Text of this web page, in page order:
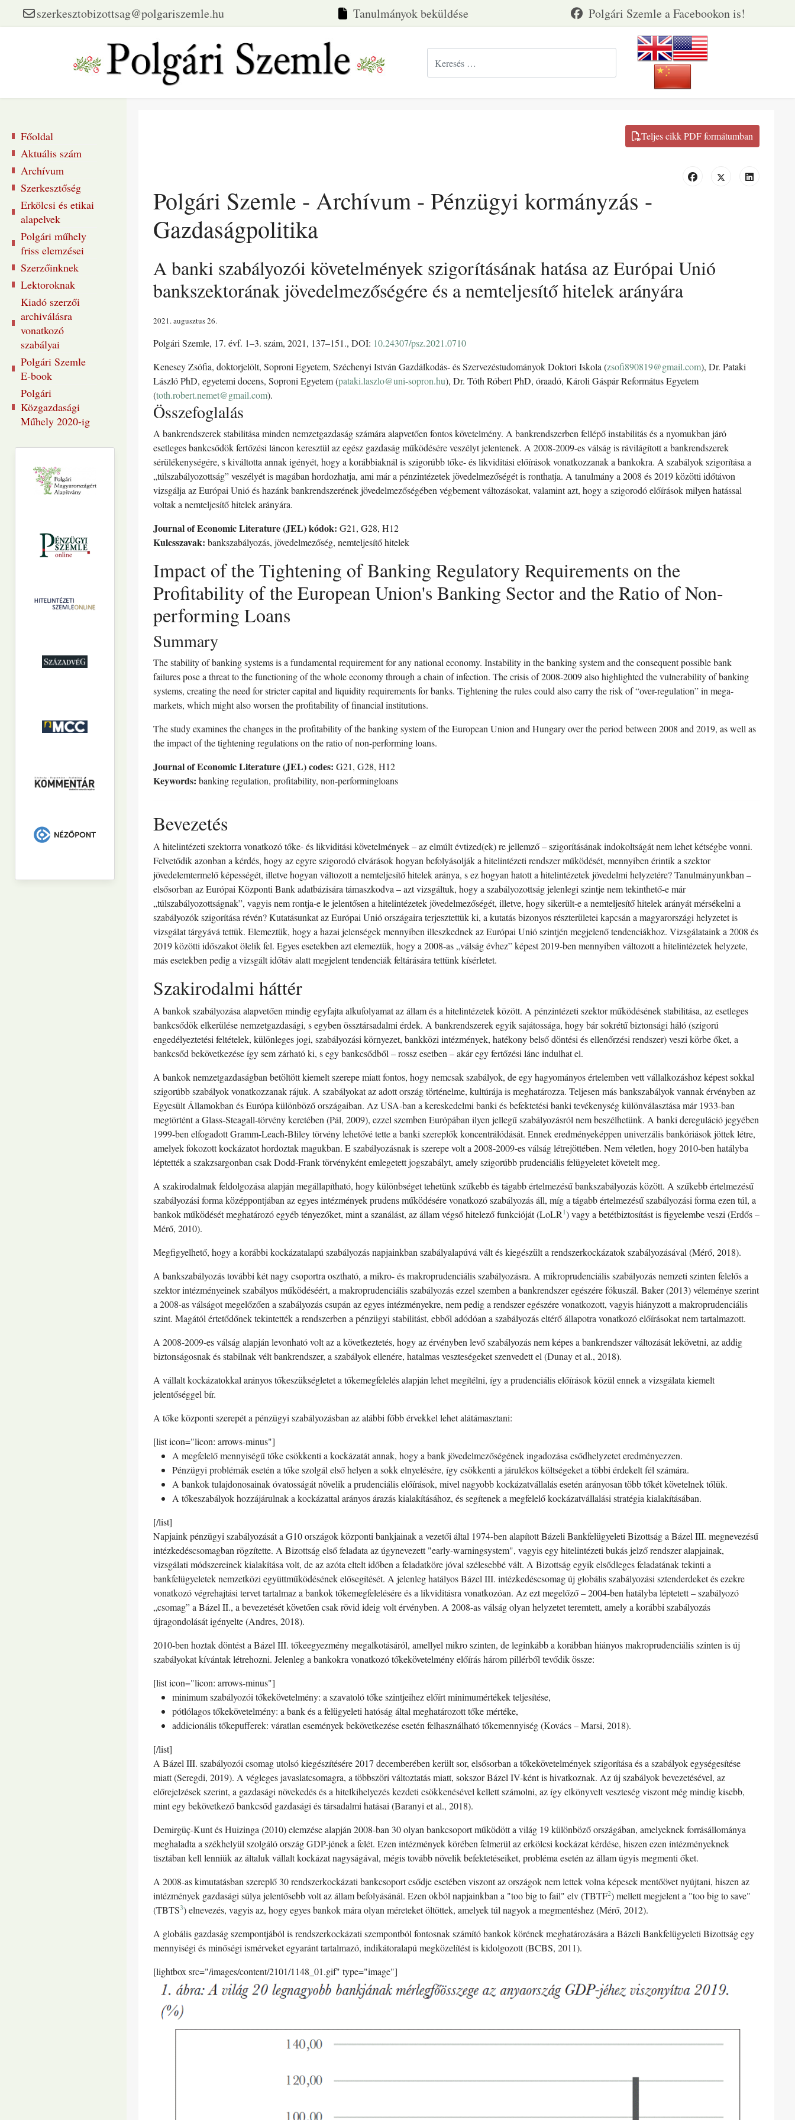
szerkesztobizottsag@polgariszemle.hu Tanulmányok beküldése
Főoldal
Aktuális szám
Archívum
Szerkesztőség
Erkölcsi és etikai
alapelvek
Polgári műhely
friss elemzései
Szerzőinknek
Lektoroknak
Kiadó szerzői
archiválásra
vonatkozó
szabályai
Polgári Szemle
E-book
Polgári
Közgazdasági
Műhely 2020-ig
Polgári Szemle - Archívum - Pénzügyi kormányzás -
Gazdaságpolitika
A banki szabályozói követelmények szigorításának hatása az Európai Unió
bankszektorának jövedelmezőségére és a nemteljesítő hitelek arányára
2021. augusztus 26
Polgári Szemle, 17. évf. 1–3. szám, 2021, 137–151., DOI: 10.24307/psz.2021.0710
Kenesey Zsófia, doktorjelölt, Soproni Egyetem, Széchenyi István Gazdálkodás- és Szervezéstudományok Doktori Iskola (zsofi890819@gmail.com), Dr. Pataki
László PhD, egyetemi docens, Soproni Egyetem (pataki.laszlo@uni-sopron.hu), Dr. Tóth Róbert PhD, óraadó, Károli Gáspár Református Egyetem
(toth.robert.nemet@gmail.com).
Összefoglalás
A bankrendszerek stabilitása minden nemzetgazdaság számára alapvetően fontos követelmény. A bankrendszerben fellépő instabilitás és a nyomukban járó
esetleges bankcsődök fertőzési láncon keresztül az egész gazdaság működésére veszélyt jelentenek. A 2008-2009-es válság is rávilágított a bankrendszerek
sérülékenységére, s kiváltotta annak igényét, hogy a korábbiaknál is szigorúbb tőke- és likviditási előírások vonatkozzanak a bankokra. A szabályok szigorítása a
„túlszabályozottság” veszélyét is magában hordozhatja, ami már a pénzintézetek jövedelmezőségét is ronthatja. A tanulmány a 2008 és 2019 közötti időtávon
vizsgálja az Európai Unió és hazánk bankrendszerének jövedelmezőségében végbement változásokat, valamint azt, hogy a szigorodó előírások milyen hatással
voltak a nemteljesítő hitelek arányára.
Journal of Economic Literature (JEL) kódok: G21, G28, H12
Kulcsszavak: bankszabályozás, jövedelmezőség, nemteljesítő hitelek
Impact of the Tightening of Banking Regulatory Requirements on the
Profitability of the European Union's Banking Sector and the Ratio of Non-
performing Loans
Summary
The stability of banking systems is a fundamental requirement for any national economy. Instability in the banking system and the consequent possible bank
failures pose a threat to the functioning of the whole economy through a chain of infection. The crisis of 2008-2009 also highlighted the vulnerability of banking
systems, creating the need for stricter capital and liquidity requirements for banks. Tightening the rules could also carry the risk of “over-regulation” in mega-
markets, which might also worsen the profitability of financial institutions.
The study examines the changes in the profitability of the banking system of the European Union and Hungary over the period between 2008 and 2019, as well as
the impact of the tightening regulations on the ratio of non-performing loans.
Journal of Economic Literature (JEL) codes: G21, G28, H12
Keywords: banking regulation, profitability, non-performingloans
Bevezetés
A hitelintézeti szektorra vonatkozó tőke- és likviditási követelmények – az elmúlt évtized(ek) re jellemző – szigorításának indokoltságát nem lehet kétségbe vonni.
Felvetődik azonban a kérdés, hogy az egyre szigorodó elvárások hogyan befolyásolják a hitelintézeti rendszer működését, mennyiben érintik a szektor
jövedelemtermelő képességét, illetve hogyan változott a nemteljesítő hitelek aránya, s ez hogyan hatott a hitelintézetek jövedelmi helyzetére? Tanulmányunkban –
elsősorban az Európai Központi Bank adatbázisára támaszkodva – azt vizsgáltuk, hogy a szabályozottság jelenlegi szintje nem tekinthető-e már
„túlszabályozottságnak”, vagyis nem rontja-e le jelentősen a hitelintézetek jövedelmezőségét, illetve, hogy sikerült-e a nemteljesítő hitelek arányát mérsékelni a
szabályozók szigorítása révén? Kutatásunkat az Európai Unió országaira terjesztettük ki, a kutatás bizonyos részterületei kapcsán a magyarországi helyzetet is
vizsgálat tárgyává tettük. Elemeztük, hogy a hazai jelenségek mennyiben illeszkednek az Európai Unió szintjén megjelenő tendenciákhoz. Vizsgálataink a 2008 és
2019 közötti időszakot ölelik fel. Egyes esetekben azt elemeztük, hogy a 2008-as „válság évhez” képest 2019-ben mennyiben változott a hitelintézetek helyzete,
más esetekben pedig a vizsgált időtáv alatt megjelent tendenciák feltárására tettünk kísérletet.
Szakirodalmi háttér
A bankok szabályozása alapvetően mindig egyfajta alkufolyamat az állam és a hitelintézetek között. A pénzintézeti szektor működésének stabilitása, az esetleges
bankcsődök elkerülése nemzetgazdasági, s egyben össztársadalmi érdek. A bankrendszerek egyik sajátossága, hogy bár sokrétű biztonsági háló (szigorú
engedélyeztetési feltételek, különleges jogi, szabályozási környezet, bankközi intézmények, hatékony belső döntési és ellenőrzési rendszer) veszi körbe őket, a
bankcsőd bekövetkezése így sem zárható ki, s egy bankcsődből – rossz esetben – akár egy fertőzési lánc indulhat el.
A bankok nemzetgazdaságban betöltött kiemelt szerepe miatt fontos, hogy nemcsak szabályok, de egy hagyományos értelemben vett vállalkozáshoz képest sokkal
szigorúbb szabályok vonatkozzanak rájuk. A szabályokat az adott ország történelme, kultúrája is meghatározza. Teljesen más bankszabályok vannak érvényben az
Egyesült Államokban és Európa különböző országaiban. Az USA-ban a kereskedelmi banki és befektetési banki tevékenység különválasztása már 1933-ban
megtörtént a Glass-Steagall-törvény keretében (Pál, 2009), ezzel szemben Európában ilyen jellegű szabályozásról nem beszélhetünk. A banki dereguláció jegyében
1999-ben elfogadott Gramm-Leach-Bliley törvény lehetővé tette a banki szereplők koncentrálódását. Ennek eredményeképpen univerzális bankóriások jöttek létre,
amelyek fokozott kockázatot hordoztak magukban. E szabályozásnak is szerepe volt a 2008-2009-es válság létrejöttében. Nem véletlen, hogy 2010-ben hatályba
léptették a szakzsargonban csak Dodd-Frank törvényként emlegetett jogszabályt, amely szigorúbb prudenciális felügyeletet követelt meg.
A szakirodalmak feldolgozása alapján megállapítható, hogy különbséget tehetünk szűkebb és tágabb értelmezésű bankszabályozás között. A szűkebb értelmezésű
szabályozási forma középpontjában az egyes intézmények prudens működésére vonatkozó szabályozás áll, míg a tágabb értelmezésű szabályozási forma ezen túl, a
bankok működését meghatározó egyéb tényezőket, mint a szanálást, az állam végső hitelező funkcióját (LoLR 1) vagy a betétbiztosítást is figyelembe veszi (Erdős –
Mérő, 2010).
Megfigyelhető, hogy a korábbi kockázatalapú szabályozás napjainkban szabályalapúvá vált és kiegészült a rendszerkockázatok szabályozásával (Mérő, 2018).
A bankszabályozás további két nagy csoportra osztható, a mikro- és makroprudenciális szabályozásra. A mikroprudenciális szabályozás nemzeti szinten felelős a
szektor intézményeinek szabályos működéséért, a makroprudenciális szabályozás ezzel szemben a bankrendszer egészére fókuszál. Baker (2013) véleménye szerint
a 2008-as válságot megelőzően a szabályozás csupán az egyes intézményekre, nem pedig a rendszer egészére vonatkozott, vagyis hiányzott a makroprudenciális
szint. Magától értetődőnek tekintették a rendszerben a pénzügyi stabilitást, ebből adódóan a szabályozás eltérő állapotra vonatkozó előírásokat nem tartalmazott.
A 2008-2009-es válság alapján levonható volt az a következtetés, hogy az érvényben levő szabályozás nem képes a bankrendszer változását lekövetni, az addig
biztonságosnak és stabilnak vélt bankrendszer, a szabályok ellenére, hatalmas veszteségeket szenvedett el (Dunay et al., 2018).
A vállalt kockázatokkal arányos tőkeszükségletet a tőkemegfelelés alapján lehet megítélni, így a prudenciális előírások közül ennek a vizsgálata kiemelt
jelentőséggel bír.
A tőke központi szerepét a pénzügyi szabályozásban az alábbi főbb érvekkel lehet alátámasztani:
[list icon="licon: arrows-minus"]
A megfelelő mennyiségű tőke csökkenti a kockázatát annak, hogy a bank jövedelmezőségének ingadozása csődhelyzetet eredményezzen.
Pénzügyi problémák esetén a tőke szolgál első helyen a sokk elnyelésére, így csökkenti a járulékos költségeket a többi érdekelt fél számára.
A bankok tulajdonosainak óvatosságát növelik a prudenciális előírások, mivel nagyobb kockázatvállalás esetén arányosan több tőkét követelnek tőlük.
A tőkeszabályok hozzájárulnak a kockázattal arányos árazás kialakításához, és segítenek a megfelelő kockázatvállalási stratégia kialakításában.
[/list]
Napjaink pénzügyi szabályozását a G10 országok központi bankjainak a vezetői által 1974-ben alapított Bázeli Bankfelügyeleti Bizottság a Bázel III. megnevezésű
intézkedéscsomagban rögzítette. A Bizottság első feladata az úgynevezett "early-warningsystem", vagyis egy hitelintézeti bukás jelző rendszer alapjainak,
vizsgálati módszereinek kialakítása volt, de az azóta eltelt időben a feladatköre jóval szélesebbé vált. A Bizottság egyik elsődleges feladatának tekinti a
bankfelügyeletek nemzetközi együttműködésének elősegítését. A jelenleg hatályos Bázel III. intézkedéscsomag új globális szabályozási sztenderdeket és ezekre
vonatkozó végrehajtási tervet tartalmaz a bankok tőkemegfelelésére és a likviditásra vonatkozóan. Az ezt megelőző – 2004-ben hatályba léptetett – szabályozó
„csomag” a Bázel II., a bevezetését követően csak rövid ideig volt érvényben. A 2008-as válság olyan helyzetet teremtett, amely a korábbi szabályozás
újragondolását igényelte (Andres, 2018).
2010-ben hoztak döntést a Bázel III. tőkeegyezmény megalkotásáról, amellyel mikro szinten, de leginkább a korábban hiányos makroprudenciális szinten is új
szabályokat kívántak létrehozni. Jelenleg a bankokra vonatkozó tőkekövetelmény előírás három pillérből tevődik össze:
[list icon="licon: arrows-minus"]
minimum szabályozói tőkekövetelmény: a szavatoló tőke szintjeihez előírt minimumértékek teljesítése,
pótlólagos tőkekövetelmény: a bank és a felügyeleti hatóság által meghatározott tőke mértéke,
addicionális tőkepufferek: váratlan események bekövetkezése esetén felhasználható tőkemennyiség (Kovács – Marsi, 2018).
[/list]
A Bázel III. szabályozói csomag utolsó kiegészítésére 2017 decemberében került sor, elsősorban a tőkekövetelmények szigorítása és a szabályok egységesítése
miatt (Seregdi, 2019). A végleges javaslatcsomagra, a többszöri változtatás miatt, sokszor Bázel IV-ként is hivatkoznak. Az új szabályok bevezetésével, az
előrejelzések szerint, a gazdasági növekedés és a hitelkihelyezés kezdeti csökkenésével kellett számolni, az így elkönyvelt veszteség viszont még mindig kisebb,
mint egy bekövetkező bankcsőd gazdasági és társadalmi hatásai (Baranyi et al., 2018).
Demirgüç-Kunt és Huizinga (2010) elemzése alapján 2008-ban 30 olyan bankcsoport működött a világ 19 különböző országában, amelyeknek forrásállománya
meghaladta a székhelyül szolgáló ország GDP-jének a felét. Ezen intézmények körében felmerül az erkölcsi kockázat kérdése, hiszen ezen intézményeknek
tisztában kell lenniük az általuk vállalt kockázat nagyságával, mégis tovább növelik befektetéseiket, probléma esetén az állam úgyis megmenti őket.
A 2008-as kimutatásban szereplő 30 rendszerkockázati bankcsoport csődje esetében viszont az országok nem lettek volna képesek mentőövet nyújtani, hiszen az
intézmények gazdasági súlya jelentősebb volt az állam befolyásánál. Ezen okból napjainkban a "too big to fail" elv (TBTF2) mellett megjelent a "too big to save"
(TBTS3) elnevezés, vagyis az, hogy egyes bankok mára olyan méreteket öltöttek, amelyek túl nagyok a megmentéshez (Mérő, 2012).
A globális gazdaság szempontjából is rendszerkockázati szempontból fontosnak számító bankok körének meghatározására a Bázeli Bankfelügyeleti Bizottság egy
mennyiségi és minőségi ismérveket egyaránt tartalmazó, indikátoralapú megközelítést is kidolgozott (BCBS, 2011).
[lightbox src="/images/content/2101/1148_01.gif" type="image"]